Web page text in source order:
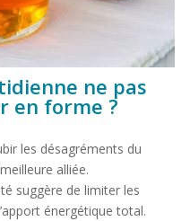
ne pas
en forme ?
les désagréments du
alliée.
suggère de limiter les
énergétique total.